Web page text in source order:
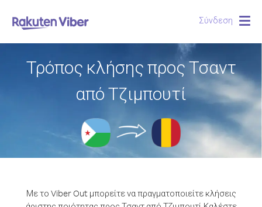
Σύνδεση
Τρόπος κλήσης προς Τσαντ
από Τζιμπουτί
Με το Viber Out μπορείτε να πραγματοποιείτε κλήσεις